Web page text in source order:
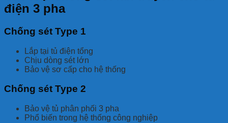
điện 3 pha
Chống sét Type 1
Lắp tại tủ điện tổng
Chịu dòng sét lớn
Bảo vệ sơ cấp cho hệ thống
Chống sét Type 2
Bảo vệ tủ phân phối 3 pha
Phổ biến trong hệ thống công nghiệp